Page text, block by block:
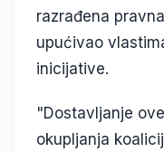
razrađena
upućivao
inicijative.
"Dostavljanje
okupljanja